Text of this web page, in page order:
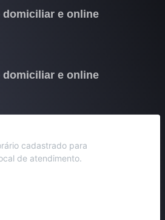
domiciliar e online
domiciliar e online
cadastrado para
de atendimento.